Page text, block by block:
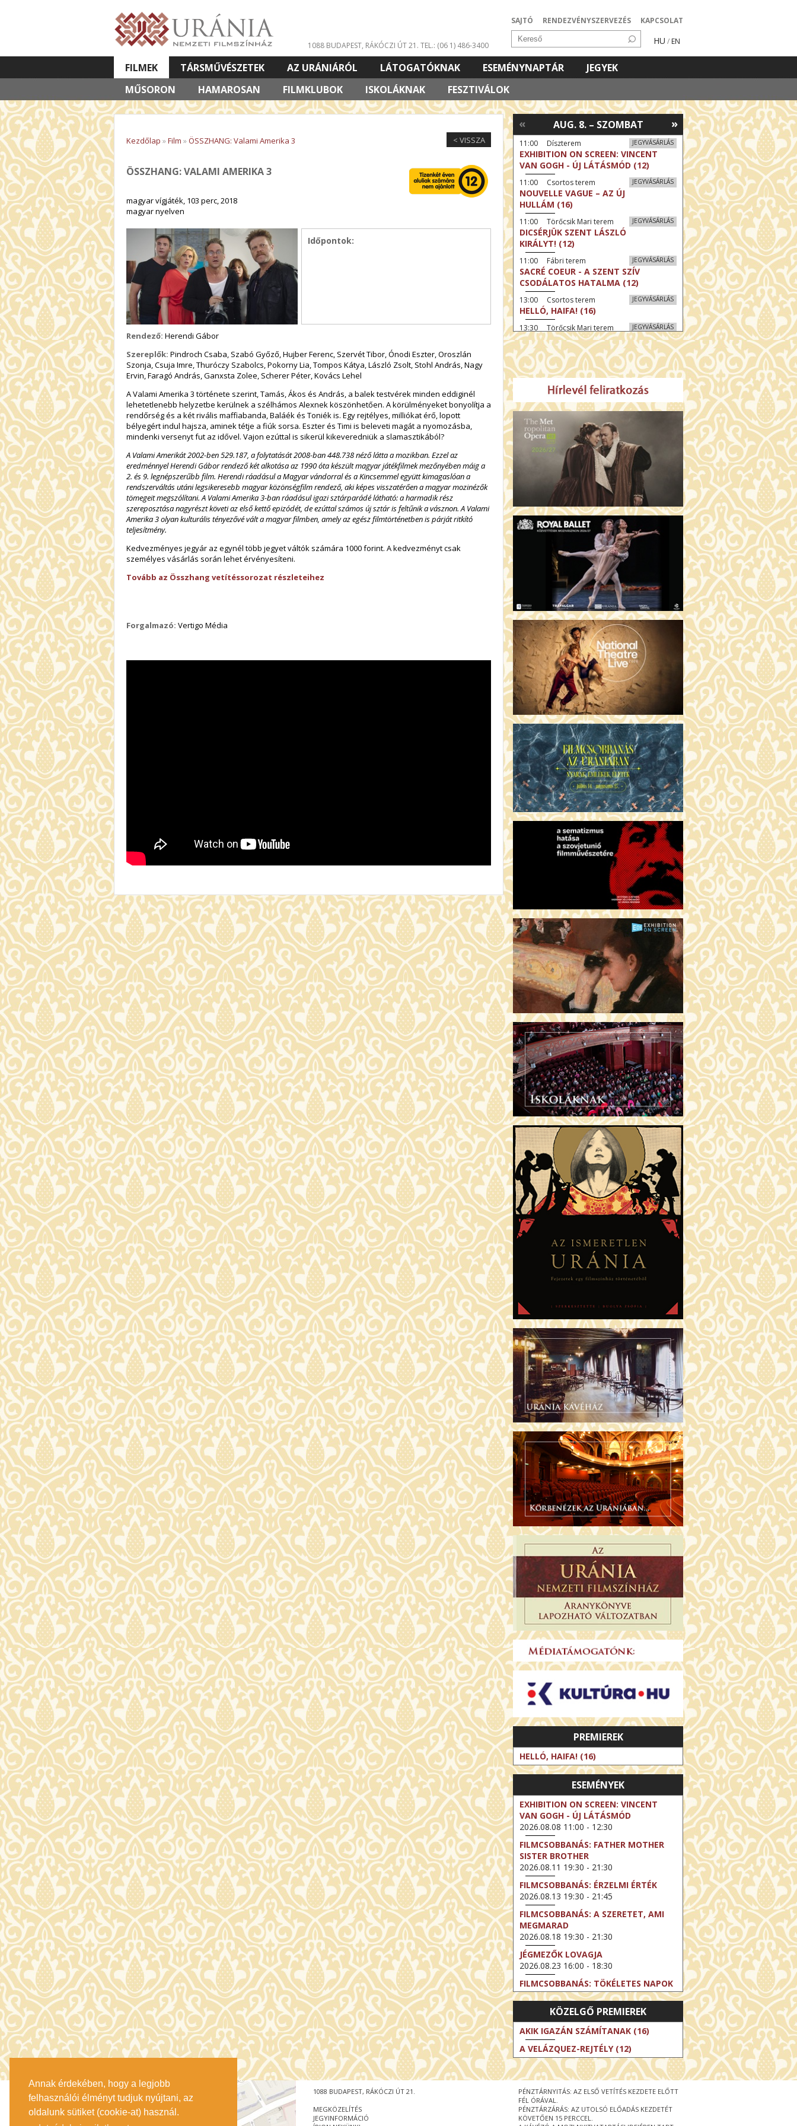
Annak érdekében, hogy a legjobb
felhasználói élményt tudjuk nyújtani, az
oldalunk sütiket (cookie-at) használ.
SAJTÓ RENDEZVÉNYSZERVEZÉS KAPCSOLAT
HU / EN
1088 BUDAPEST, RÁKÓCZI ÚT 21. TEL.: (06 1) 486-3400
FILMEK
MŰSORON
HAMAROSAN FILMKLUBOK ISKOLÁKNAK FESZTIVÁLOK
TÁRSMŰVÉSZETEK AZ URÁNIÁRÓL LÁTOGATÓKNAK ESEMÉNYNAPTÁR
JEGYEK
VETÍTETT KÉPES ELŐADÁSOK
< VISSZA
Kezdőlap »Film »ÖSSZHANG: Valami Amerika 3
ÖSSZHANG: VALAMI AMERIKA 3
magyar vígjáték, 103 perc, 2018
magyar nyelven
Időpontok:
Rendező: Herendi Gábor
Szereplők: Pindroch Csaba, Szabó Győző, Hujber Ferenc, Szervét Tibor, Ónodi Eszter, Oroszlán
Szonja, Csuja Imre, Thuróczy Szabolcs, Pokorny Lia, Tompos Kátya, László Zsolt, Stohl András, Nagy
Ervin, Faragó András, Ganxsta Zolee, Scherer Péter, Kovács Lehel
A Valami Amerika 3 története szerint, Tamás, Ákos és András, a balek testvérek minden eddiginél
lehetetlenebb helyzetbe kerülnek a szélhámos Alexnek köszönhetően. A körülményeket bonyolítja a
rendőrség és a két rivális maffiabanda, Baláék és Toniék is. Egy rejtélyes, milliókat érő, lopott
bélyegért indul hajsza, aminek tétje a fiúk sorsa. Eszter és Timi is beleveti magát a nyomozásba,
mindenki versenyt fut az idővel. Vajon ezúttal is sikerül kikeveredniük a slamasztikából?
A Valami Amerikát 2002-ben 529.187, a folytatását 2008-ban 448.738 néző látta a mozikban. Ezzel az
eredménnyel Herendi Gábor rendező két alkotása az 1990 óta készült magyar játékfilmek mezőnyében máig a
2. és 9. legnépszerűbb film. Herendi ráadásul a Magyar vándorral és a Kincsemmel együtt kimagaslóan a
rendszerváltás utáni legsikeresebb magyar közönségfilm rendező, aki képes visszatérően a magyar mozinézők
tömegeit megszólítani. A Valami Amerika 3-ban ráadásul igazi sztárparádé látható: a harmadik rész
szereposztása nagyrészt követi az első kettő epizódét, de ezúttal számos új sztár is feltűnik a vásznon. A Valami
Amerika 3 olyan kulturális tényezővé vált a magyar filmben, amely az egész filmtörténetben is párját ritkító
teljesítmény.
Kedvezményes jegyár az egynél több jegyet váltók számára 1000 forint. A kedvezményt csak
személyes vásárlás során lehet érvényesíteni.
Tovább az Összhang vetítéssorozat részleteihez
Forgalmazó: Vertigo Média
»
AUG. 8. – SZOMBAT
«
JEGYVÁSÁRLÁS
11:00 Díszterem
EXHIBITION ON SCREEN: VINCENT
VAN GOGH - ÚJ LÁTÁSMÓD (12)
JEGYVÁSÁRLÁS
11:00 Csortos terem
NOUVELLE VAGUE – AZ ÚJ
HULLÁM (16)
JEGYVÁSÁRLÁS
11:00 Törőcsik Mari terem
DICSÉRJÜK SZENT LÁSZLÓ
KIRÁLYT! (12)
JEGYVÁSÁRLÁS
11:00 Fábri terem
SACRÉ COEUR - A SZENT SZÍV
CSODÁLATOS HATALMA (12)
JEGYVÁSÁRLÁS
13:00 Csortos terem
HELLÓ, HAIFA! (16)
JEGYVÁSÁRLÁS
13:30 Törőcsik Mari terem
A KEGYELEM (16)
JEGYVÁSÁRLÁS
13:30 Díszterem
MAGYAR MENYEGZŐ (12)
14:30 Fábri terem
MESSZI ÉSZAK (12)
JEGYVÁSÁRLÁS
15:00 Csortos terem
MOHÁCS – VILÁGOK HARCA (12)
15:30 Díszterem
ODÜSSZEIA (16)
JEGYVÁSÁRLÁS
16:00 Törőcsik Mari terem
TALÁLKOZÁS A BUDDHÁVAL (12)
JEGYVÁSÁRLÁS
17:00 Fábri terem
MOMO (12)
17:00 Csortos terem
ARGENTIN TÖRTÉNETEK (16)
19:00 Fábri terem
AZ ÖRDÖG PRADÁT VISEL 2. (12)
19:00 Csortos terem
ÁDÁM ALMÁI (16)
JEGYVÁSÁRLÁS
19:00 Törőcsik Mari terem
HOGYAN TUDNÉK ÉLNI
NÉLKÜLED? (12)
JEGYVÁSÁRLÁS
19:00 Díszterem
ODÜSSZEIA (16)
PREMIEREK
HELLÓ, HAIFA! (16)
ESEMÉNYEK
EXHIBITION ON SCREEN: VINCENT
VAN GOGH - ÚJ LÁTÁSMÓD
2026.08.08 11:00 - 12:30
FILMCSOBBANÁS: FATHER MOTHER
SISTER BROTHER
2026.08.11 19:30 - 21:30
FILMCSOBBANÁS: ÉRZELMI ÉRTÉK
2026.08.13 19:30 - 21:45
FILMCSOBBANÁS: A SZERETET, AMI
MEGMARAD
2026.08.18 19:30 - 21:30
JÉGMEZŐK LOVAGJA
2026.08.23 16:00 - 18:30
FILMCSOBBANÁS: TÖKÉLETES NAPOK
2026.08.25 19:30 - 21:45
FILMCSOBBANÁS: IFJÚSÁG
2026.08.27 19:30 - 21:30
EXHIBITION ON SCREEN: VINCENT
VAN GOGH - ÚJ LÁTÁSMÓD
2026.08.30 11:00 - 12:30
NT LIVE / DAVID IRELAND: THE FIFTH
STEP
2026.09.01 19:00 - 21:00
BERLIN ELESTE
KÖZELGŐ PREMIEREK
AKIK IGAZÁN SZÁMÍTANAK (16)
A VELÁZQUEZ-REJTÉLY (12)
PÉNZTÁRNYITÁS: AZ ELSŐ VETÍTÉS KEZDETE ELŐTT
FÉL ÓRÁVAL.
PÉNZTÁRZÁRÁS: AZ UTOLSÓ ELŐADÁS KEZDETÉT
KÖVETŐEN 15 PERCCEL.
1088 BUDAPEST, RÁKÓCZI ÚT 21.
MEGKÖZELÍTÉS
JEGYINFORMÁCIÓ